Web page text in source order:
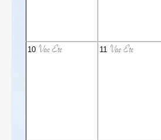
10 Vac Eté 11 Vac Eté